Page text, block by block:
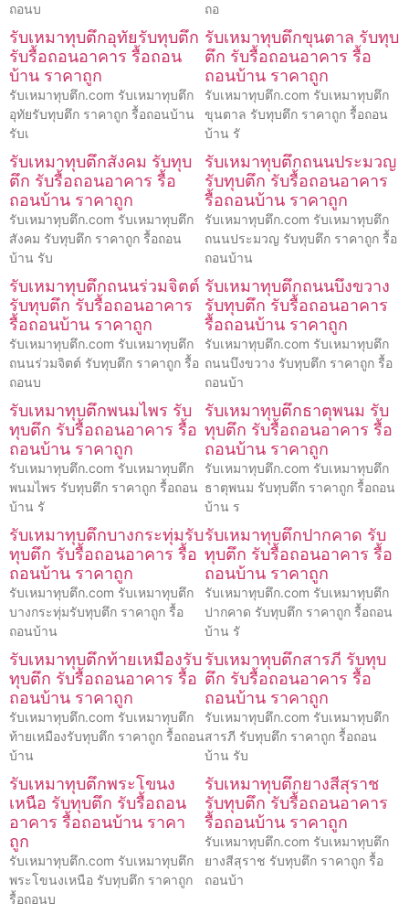
ถอนบ
ถอ
รับเหมาทุบตึกอุทัยรับทุบตึก
รับรื้อถอนอาคาร รื้อถอน
บ้าน ราคาถูก
รับเหมาทุบตึก.com รับเหมาทุบตึก
อุทัยรับทุบตึก ราคาถูก รื้อถอนบ้าน
รับเ
รับเหมาทุบตึกขุนตาล รับทุบ
ตึก รับรื้อถอนอาคาร รื้อ
ถอนบ้าน ราคาถูก
รับเหมาทุบตึก.com รับเหมาทุบตึก
ขุนตาล รับทุบตึก ราคาถูก รื้อถอน
บ้าน รั
รับเหมาทุบตึกสังคม รับทุบ
ตึก รับรื้อถอนอาคาร รื้อ
ถอนบ้าน ราคาถูก
รับเหมาทุบตึก.com รับเหมาทุบตึก
สังคม รับทุบตึก ราคาถูก รื้อถอน
บ้าน รับ
รับเหมาทุบตึกถนนประมวญ
รับทุบตึก รับรื้อถอนอาคาร
รื้อถอนบ้าน ราคาถูก
รับเหมาทุบตึก.com รับเหมาทุบตึก
ถนนประมวญ รับทุบตึก ราคาถูก รื้อ
ถอนบ้าน
รับเหมาทุบตึกถนนร่วมจิตต์
รับทุบตึก รับรื้อถอนอาคาร
รื้อถอนบ้าน ราคาถูก
รับเหมาทุบตึก.com รับเหมาทุบตึก
ถนนร่วมจิตต์ รับทุบตึก ราคาถูก รื้อ
ถอนบ
รับเหมาทุบตึกถนนบึงขวาง
รับทุบตึก รับรื้อถอนอาคาร
รื้อถอนบ้าน ราคาถูก
รับเหมาทุบตึก.com รับเหมาทุบตึก
ถนนบึงขวาง รับทุบตึก ราคาถูก รื้อ
ถอนบ้า
รับเหมาทุบตึกพนมไพร รับ
ทุบตึก รับรื้อถอนอาคาร รื้อ
ถอนบ้าน ราคาถูก
รับเหมาทุบตึก.com รับเหมาทุบตึก
พนมไพร รับทุบตึก ราคาถูก รื้อถอน
บ้าน รั
รับเหมาทุบตึกธาตุพนม รับ
ทุบตึก รับรื้อถอนอาคาร รื้อ
ถอนบ้าน ราคาถูก
รับเหมาทุบตึก.com รับเหมาทุบตึก
ธาตุพนม รับทุบตึก ราคาถูก รื้อถอน
บ้าน ร
รับเหมาทุบตึกบางกระทุ่มรับ
ทุบตึก รับรื้อถอนอาคาร รื้อ
ถอนบ้าน ราคาถูก
รับเหมาทุบตึก.com รับเหมาทุบตึก
บางกระทุ่มรับทุบตึก ราคาถูก รื้อ
ถอนบ้าน
รับเหมาทุบตึกปากคาด รับ
ทุบตึก รับรื้อถอนอาคาร รื้อ
ถอนบ้าน ราคาถูก
รับเหมาทุบตึก.com รับเหมาทุบตึก
ปากคาด รับทุบตึก ราคาถูก รื้อถอน
บ้าน รั
รับเหมาทุบตึกท้ายเหมืองรับ
ทุบตึก รับรื้อถอนอาคาร รื้อ
ถอนบ้าน ราคาถูก
รับเหมาทุบตึก.com รับเหมาทุบตึก
ท้ายเหมืองรับทุบตึก ราคาถูก รื้อถอน
บ้าน
รับเหมาทุบตึกสารภี รับทุบ
ตึก รับรื้อถอนอาคาร รื้อ
ถอนบ้าน ราคาถูก
รับเหมาทุบตึก.com รับเหมาทุบตึก
สารภี รับทุบตึก ราคาถูก รื้อถอน
บ้าน รับ
รับเหมาทุบตึกพระโขนง
เหนือ รับทุบตึก รับรื้อถอน
อาคาร รื้อถอนบ้าน ราคา
ถูก
รับเหมาทุบตึก.com รับเหมาทุบตึก
พระโขนงเหนือ รับทุบตึก ราคาถูก
รื้อถอนบ
รับเหมาทุบตึกยางสีสุราช
รับทุบตึก รับรื้อถอนอาคาร
รื้อถอนบ้าน ราคาถูก
รับเหมาทุบตึก.com รับเหมาทุบตึก
ยางสีสุราช รับทุบตึก ราคาถูก รื้อ
ถอนบ้า